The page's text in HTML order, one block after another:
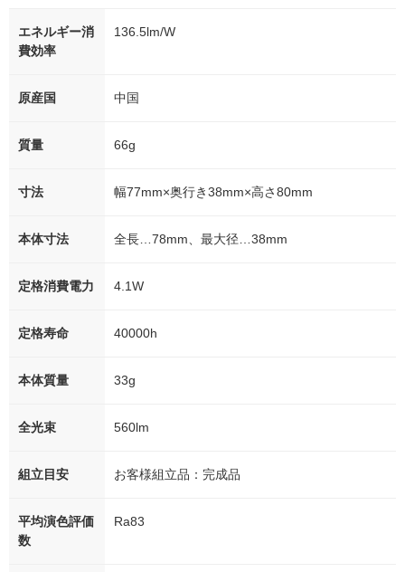
エネルギー消
費効率
136.5lm/W
原産国 中国
質量 66g
寸法 幅77mm×奥行き38mm×高さ80mm
本体寸法 全長…78mm、最大径…38mm
定格消費電力 4.1W
定格寿命 40000h
本体質量 33g
全光束 560lm
組立目安 お客様組立品：完成品
平均演色評価
数
Ra83